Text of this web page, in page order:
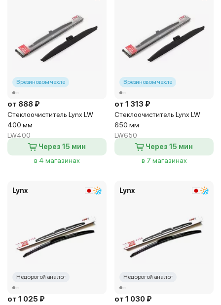
В резиновом чехле
от 888 ₽
Стеклоочиститель Lynx LW
400 мм
LW400
Через 15 мин
в 4 магазинах
В резиновом чехле
от 1 313 ₽
Стеклоочиститель Lynx LW
650 мм
LW650
Через 15 мин
в 7 магазинах
Lynx
Недорогой аналог
от 1 025 ₽
Lynx
Недорогой аналог
от 1 030 ₽